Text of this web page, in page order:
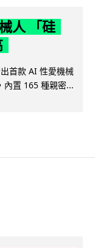
人 「硅
首款 AI 性愛機械
內置 165 種親密...